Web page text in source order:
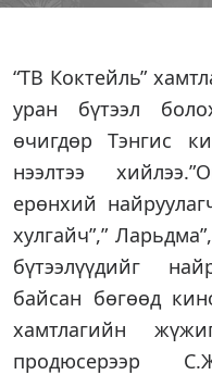
“ТВ Коктейль”
уран бүтээл
өчигдөр Тэнгис
нээлтээ
ерөнхий
хулгайч”,”
бүтээлүүдийг
байсан бөгөөд
хамтлагийн
продюсерээр